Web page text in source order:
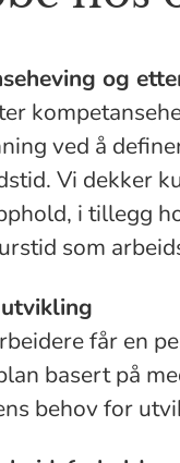
og
ved å
Vi dekker
i tillegg
som
får en
basert på
behov for